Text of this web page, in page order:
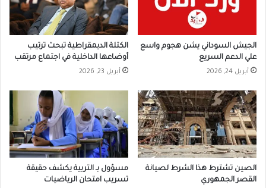
الجيش السوداني يشن هجوم واسع
علي الدعم السريع
أبريل 24, 2026
الكتلة الديمقراطية تبحث ترتيب
أوضاعها الداخلية في اجتماع مرتقب
أبريل 23, 2026
الصين تشترط هذا الشرط لصيانة
القصر الجمهوري
مسؤول بـ التربية يكشف حقيقة
تسريب امتحان الرياضيات